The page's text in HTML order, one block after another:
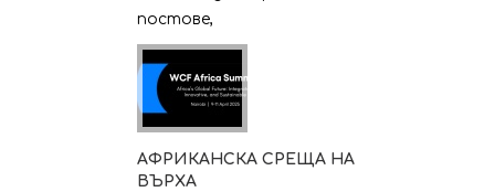
пocтoвe,
АФРИКАНСКА СРЕЩА НА
ВЪРХА